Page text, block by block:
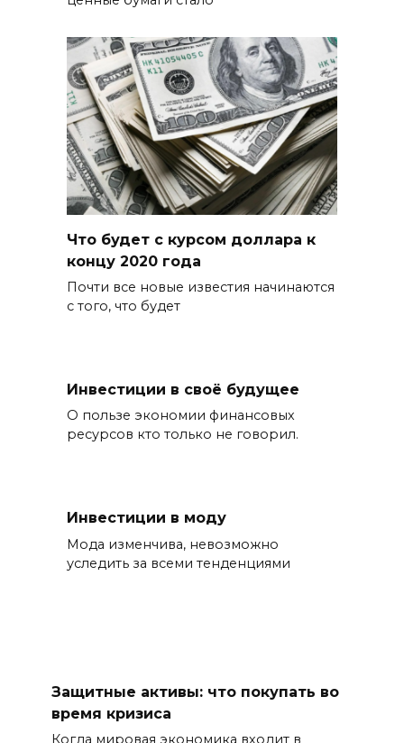
Что будет с курсом доллара к
концу 2020 года
Почти все новые известия начинаются
с того, что будет
Инвестиции в своё будущее
О пользе экономии финансовых
ресурсов кто только не говорил.
Инвестиции в моду
Мода изменчива, невозможно
уследить за всеми тенденциями
Защитные активы: что покупать во
время кризиса
Когда мировая экономика входит в